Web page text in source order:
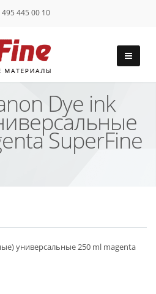
495 445 00 10
Dye ink
SuperFine
универсальные 250 ml magenta